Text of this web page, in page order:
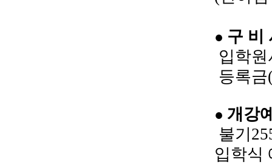
● 구 비
입학
등록
● 개강
불기
입학식